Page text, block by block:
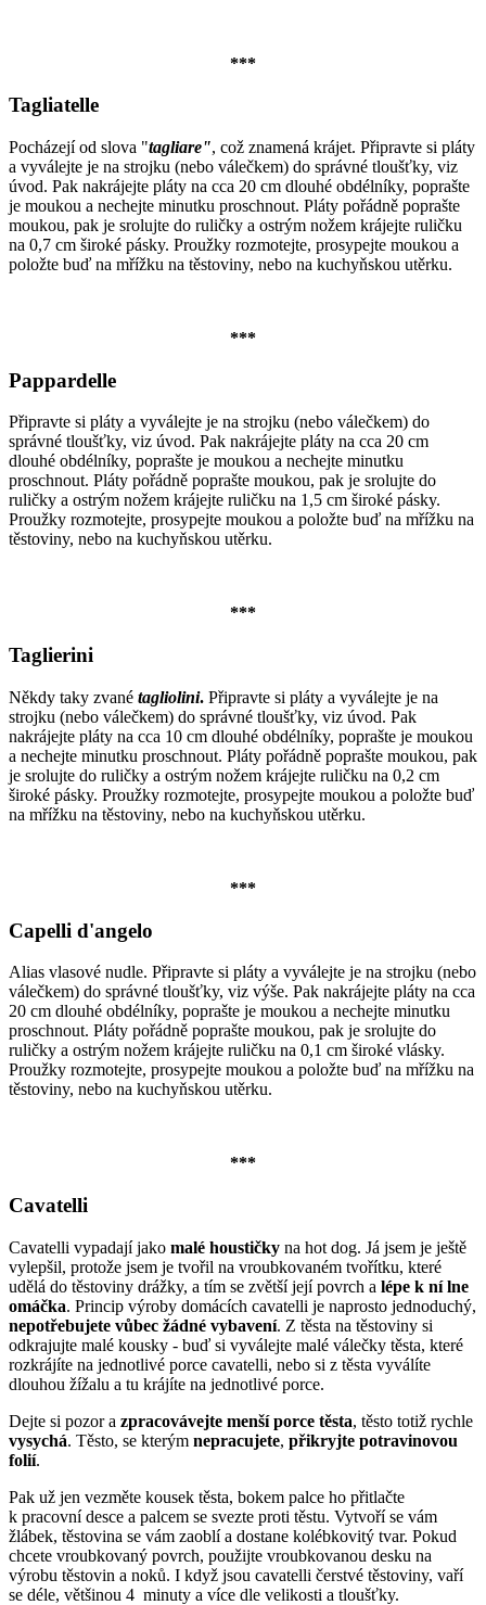
***
Tagliatelle
Pocházejí od slova "tagliare", což znamená krájet. Připravte si pláty
a vyválejte je na strojku (nebo válečkem) do správné tloušťky, viz
úvod. Pak nakrájejte pláty na cca 20 cm dlouhé obdélníky, poprašte
je moukou a nechejte minutku proschnout. Pláty pořádně poprašte
moukou, pak je srolujte do ruličky a ostrým nožem krájejte ruličku
na 0,7 cm široké pásky. Proužky rozmotejte, prosypejte moukou a
položte buď na mřížku na těstoviny, nebo na kuchyňskou utěrku.
***
Pappardelle
Připravte si pláty a vyválejte je na strojku (nebo válečkem) do
správné tloušťky, viz úvod. Pak nakrájejte pláty na cca 20 cm
dlouhé obdélníky, poprašte je moukou a nechejte minutku
proschnout. Pláty pořádně poprašte moukou, pak je srolujte do
ruličky a ostrým nožem krájejte ruličku na 1,5 cm široké pásky.
Proužky rozmotejte, prosypejte moukou a položte buď na mřížku na
těstoviny, nebo na kuchyňskou utěrku.
***
Taglierini
Někdy taky zvané tagliolini. Připravte si pláty a vyválejte je na
strojku (nebo válečkem) do správné tloušťky, viz úvod. Pak
nakrájejte pláty na cca 10 cm dlouhé obdélníky, poprašte je moukou
a nechejte minutku proschnout. Pláty pořádně poprašte moukou, pak
je srolujte do ruličky a ostrým nožem krájejte ruličku na 0,2 cm
široké pásky. Proužky rozmotejte, prosypejte moukou a položte buď
na mřížku na těstoviny, nebo na kuchyňskou utěrku.
***
Capelli d'angelo
Alias vlasové nudle. Připravte si pláty a vyválejte je na strojku (nebo
válečkem) do správné tloušťky, viz výše. Pak nakrájejte pláty na cca
20 cm dlouhé obdélníky, poprašte je moukou a nechejte minutku
proschnout. Pláty pořádně poprašte moukou, pak je srolujte do
ruličky a ostrým nožem krájejte ruličku na 0,1 cm široké vlásky.
Proužky rozmotejte, prosypejte moukou a položte buď na mřížku na
těstoviny, nebo na kuchyňskou utěrku.
***
Cavatelli
Cavatelli vypadají jako malé houstičky na hot dog. Já jsem je ještě
vylepšil, protože jsem je tvořil na vroubkovaném tvořítku, které
udělá do těstoviny drážky, a tím se zvětší její povrch a lépe k ní lne
omáčka. Princip výroby domácích cavatelli je naprosto jednoduchý,
nepotřebujete vůbec žádné vybavení. Z těsta na těstoviny si
odkrajujte malé kousky - buď si vyválejte malé válečky těsta, které
rozkrájíte na jednotlivé porce cavatelli, nebo si z těsta vyválíte
dlouhou žížalu a tu krájíte na jednotlivé porce.
Dejte si pozor a zpracovávejte menší porce těsta, těsto totiž rychle
vysychá. Těsto, se kterým nepracujete, přikryjte potravinovou
folií.
Pak už jen vezměte kousek těsta, bokem palce ho přitlačte
k pracovní desce a palcem se svezte proti těstu. Vytvoří se vám
žlábek, těstovina se vám zaoblí a dostane kolébkovitý tvar. Pokud
chcete vroubkovaný povrch, použijte vroubkovanou desku na
výrobu těstovin a noků. I když jsou cavatelli čerstvé těstoviny, vaří
se déle, většinou 4 minuty a více dle velikosti a tloušťky.